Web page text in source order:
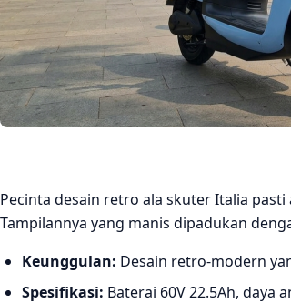
Pecinta desain retro ala skuter Italia
Tampilannya yang manis dipadukan
Keunggulan: Desain retro-modern
Spesifikasi: Baterai 60V 22.5Ah, daya